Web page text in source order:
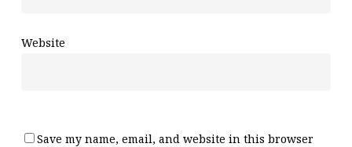
Website
Save my name, email, and website in this browser